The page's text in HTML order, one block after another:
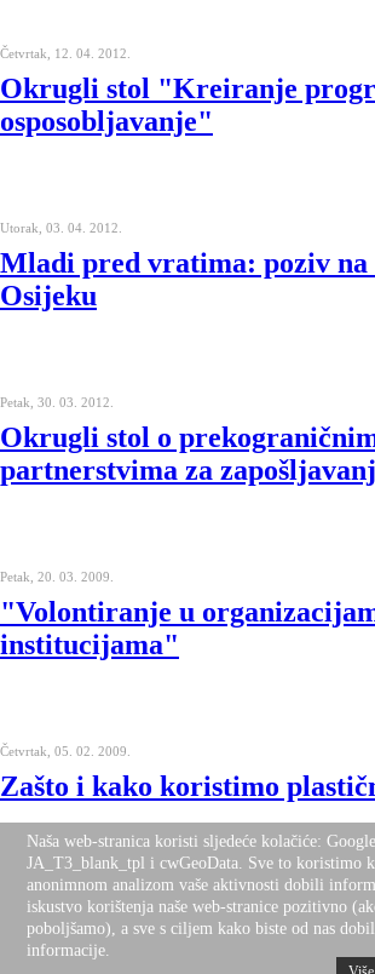
Četvrtak, 12. 04. 2012.
Okrugli stol "Kreiranje
osposobljavanje"
Utorak, 03. 04. 2012.
Mladi pred vratima: poziv
Osijeku
Petak, 30. 03. 2012.
Okrugli stol o
partnerstvima za
Petak, 20. 03. 2009.
"Volontiranje u
institucijama"
Četvrtak, 05. 02. 2009.
Zašto i kako koristimo
Nalazite se ovdje:Naslovnica Programi i
Desktop Version
Naša web-stranica koristi sljedeće kolačiće:
JA_T3_blank_tpl i cwGeoData. Sve to koristimo
anonimnom analizom vaše aktivnosti dobili
iskustvo korištenja naše web-stranice pozitivno
poboljšamo), a sve s ciljem kako biste od nas
informacije.